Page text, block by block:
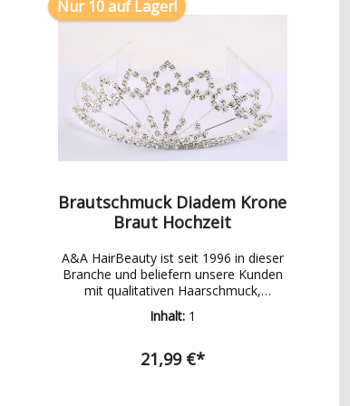
Nur 10 auf Lager!
Brautschmuck Diadem Krone
Braut Hochzeit
A&A HairBeauty ist seit 1996 in dieser
Branche und beliefern unsere Kunden
mit qualitativen Haarschmuck,
Modeschmuck, Brautschmuck, Pflege-
und Friseurbedarf Produkten.Wir haben
welches ständig wächst. Hierzu ein
paar Beispiele aus den jeweiligen
Inhalt: 1
21,99 €*